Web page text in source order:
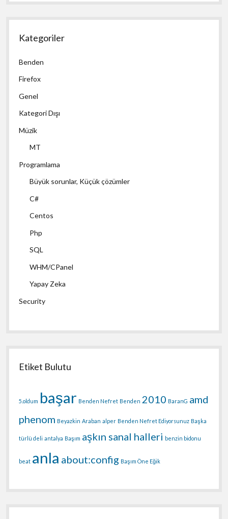
Kategoriler
Benden
Firefox
Genel
Kategori Dışı
Müzik
MT
Programlama
Büyük sorunlar, Küçük çözümler
C#
Centos
Php
SQL
WHM/CPanel
Yapay Zeka
Security
Etiket Bulutu
5.oldum başar Benden Nefret Benden 2010 BaranG amd
phenom Beyazkin Araban alper Benden Nefret Ediyorsunuz Başka
türlü deli antalya Başım aşkın sanal halleri benzin bidonu
beat anla about:config Başım Öne Eğik